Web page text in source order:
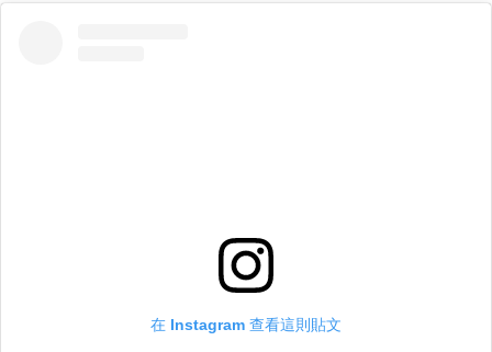
在 Instagram 查看這則貼文